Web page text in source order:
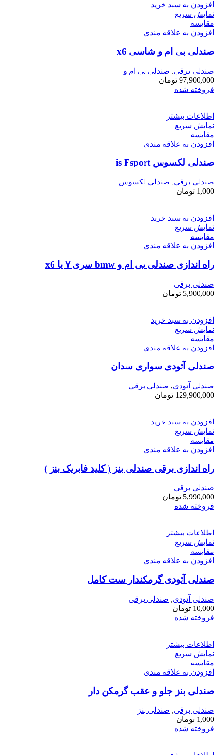
افزودن به سبد خرید
نمایش سریع
مقايسه
افزودن به علاقه مندی
صندلی بی ام و شاسی x6
صندلی برقی, صندلی بی ام و
97,900,000 تومان
فروخته شده
اطلاعات بیشتر
نمایش سریع
مقايسه
افزودن به علاقه مندی
صندلی لکسوس is Fsport
صندلی برقی, صندلی لکسوس
1,000 تومان
افزودن به سبد خرید
نمایش سریع
مقايسه
افزودن به علاقه مندی
راه اندازی صندلی بی ام و bmw سری ۷ یا x6
صندلی برقی
5,900,000 تومان
افزودن به سبد خرید
نمایش سریع
مقايسه
افزودن به علاقه مندی
صندلی آئودی سواری سدان
صندلی آئودی, صندلی برقی
129,900,000 تومان
افزودن به سبد خرید
نمایش سریع
مقايسه
افزودن به علاقه مندی
راه اندازی برقی صندلی بنز ( کلید فابریک بنز )
صندلی برقی
5,990,000 تومان
فروخته شده
اطلاعات بیشتر
نمایش سریع
مقايسه
افزودن به علاقه مندی
صندلی آئودی گرمکندار ست کامل
صندلی آئودی, صندلی برقی
10,000 تومان
فروخته شده
اطلاعات بیشتر
نمایش سریع
مقايسه
افزودن به علاقه مندی
صندلی بنز جلو و عقب گرمکن دار
صندلی برقی, صندلی بنز
1,000 تومان
فروخته شده